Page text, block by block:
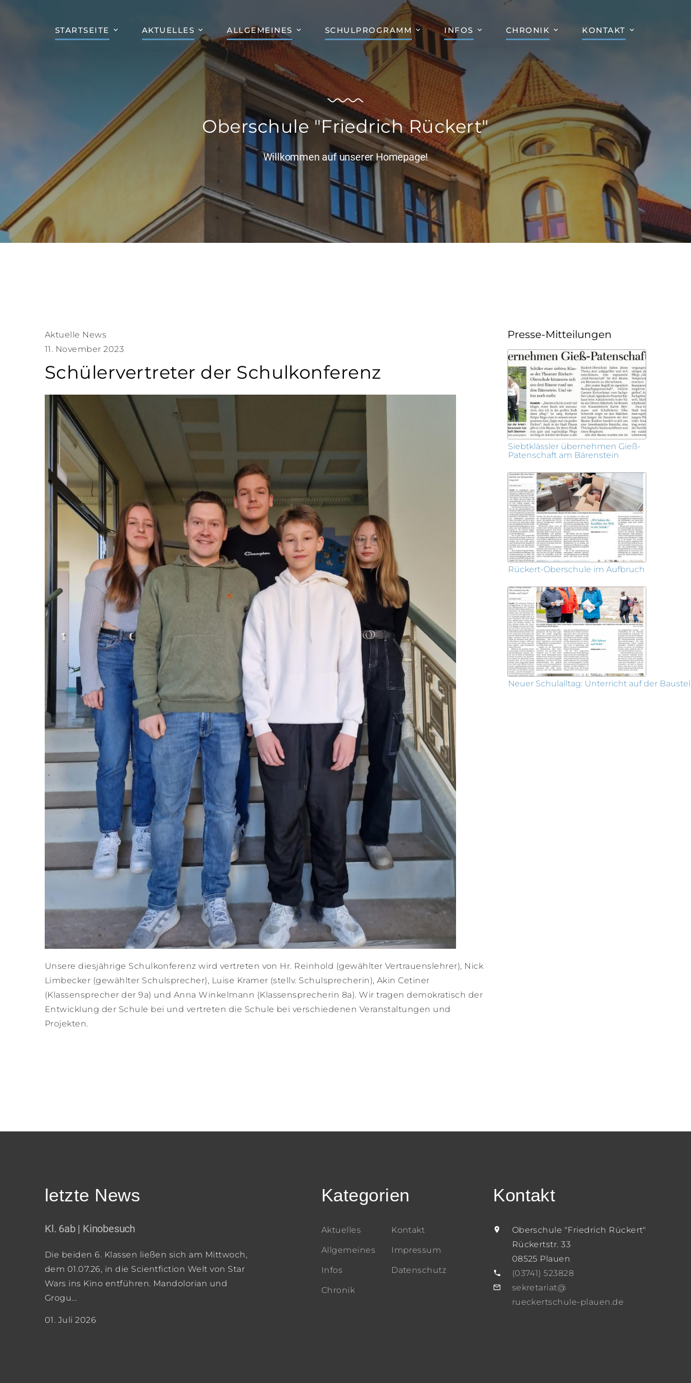
STARTSEITE AKTUELLES ALLGEMEINES SCHULPROGRAMM INFOS CHRONIK KONTAKT
Oberschule "Friedrich Rückert"
Willkommen auf unserer Homepage!
Aktuelle News
11. November 2023
Schülervertreter der Schulkonferenz
Unsere diesjährige Schulkonferenz wird vertreten von Hr. Reinhold (gewählter Vertrauenslehrer), Nick
Limbecker (gewählter Schulsprecher), Luise Kramer (stellv. Schulsprecherin), Akin Cetiner
(Klassensprecher der 9a) und Anna Winkelmann (Klassensprecherin 8a). Wir tragen demokratisch der
Entwicklung der Schule bei und vertreten die Schule bei verschiedenen Veranstaltungen und
Projekten.
Presse-Mitteilungen
Siebtklässler übernehmen Gieß-
Patenschaft am Bärenstein
Rückert-Oberschule im Aufbruch
Neuer Schulalltag: Unterricht auf der
letzte News
Kl. 6ab | Kinobesuch
Die beiden 6. Klassen ließen sich am Mittwoch,
dem 01.07.26, in die Scientfiction Welt von Star
Wars ins Kino entführen. Mandolorian und
Grogu...
01. Juli 2026
Kategorien
Aktuelles
Allgemeines
Infos
Chronik
Kontakt
Impressum
Datenschutz
Kontakt
Oberschule "Friedrich Rückert"
Rückertstr. 33
08525 Plauen
(03741) 523828
sekretariat@
rueckertschule-plauen.de